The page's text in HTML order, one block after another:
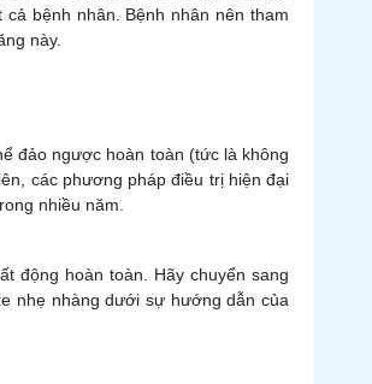
bệnh nhân. Bệnh nhân nên tham
này.
đảo ngược hoàn toàn (tức là không
các phương pháp điều trị hiện đại
nhiều năm.
động hoàn toàn. Hãy chuyển sang
nhẹ nhàng dưới sự hướng dẫn của